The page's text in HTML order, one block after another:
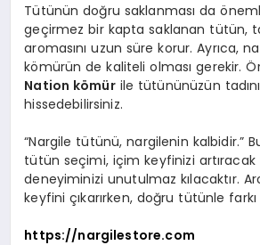
Tütünün doğru saklanması da
geçirmez bir kapta saklanan tütün,
aromasını uzun süre korur. Ayrıca,
kömürün de kaliteli olması gerekir.
Nation kömürile tütününüzün
hissedebilirsiniz.
“Nargile tütünü, nargilenin kalbidir.”
tütün seçimi, içim keyfinizi artıracak
deneyiminizi unutulmaz kılacaktır.
keyfini çıkarırken, doğru tütünle farkı
https://nargilestore.com